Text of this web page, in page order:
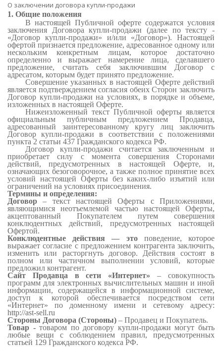
О заключении договора купли-продажи
1. Общие положения
В настоящей Публичной оферте содержатся условия
заключения Договора купли-продажи (далее по тексту -
«Договор купли-продажи» и/или «Договор»). Настоящей
офертой признается предложение, адресованное одному или
нескольким конкретным лицам, которое достаточно
определенно и выражает намерение лица, сделавшего
предложение, считать себя заключившим Договор с
адресатом, которым будет принято предложение.
Совершение указанных в настоящей Оферте действий
является подтверждением согласия обеих Сторон заключить
Договор купли-продажи на условиях, в порядке и объеме,
изложенных в настоящей Оферте.
Нижеизложенный текст Публичной оферты является
официальным публичным предложением Продавца,
адресованный заинтересованному кругу лиц заключить
Договор купли-продажи в соответствии с положениями
пункта 2 статьи 437 Гражданского кодекса РФ.
Договор купли-продажи считается заключенным и
приобретает силу с момента совершения Сторонами
действий, предусмотренных в настоящей Оферте, и,
означающих безоговорочное, а также полное принятие всех
условий настоящей Оферты без каких-либо изъятий или
ограничений на условиях присоединения.
Термины и определения:
Договор – текст настоящей Оферты с Приложениями,
являющимися неотъемлемой частью настоящей Оферты,
акцептованный Покупателем путем совершения
конклюдентных действий, предусмотренных настоящей
Офертой.
Конклюдентные действия — этоповедение, которое
выражает согласие с предложением контрагента заключить,
изменить или расторгнуть договор. Действия состоят в
полном или частичном выполнении условий, которые
предложил контрагент.
Сайт Продавца в сети «Интернет» – совокупность
программ для электронных вычислительных машин и иной
информации, содержащейся в информационной системе,
доступ к которой обеспечивается посредством сети
«Интернет» по доменному имени и сетевому адресу:
http://ast-sell.ru
Стороны Договора (Стороны) – Продавец и Покупатель.
Товар -товаром по договору купли-продажи могут быть
любые вещи с соблюдением правил, предусмотренных
статьей 129 Гражданского кодекса РФ.